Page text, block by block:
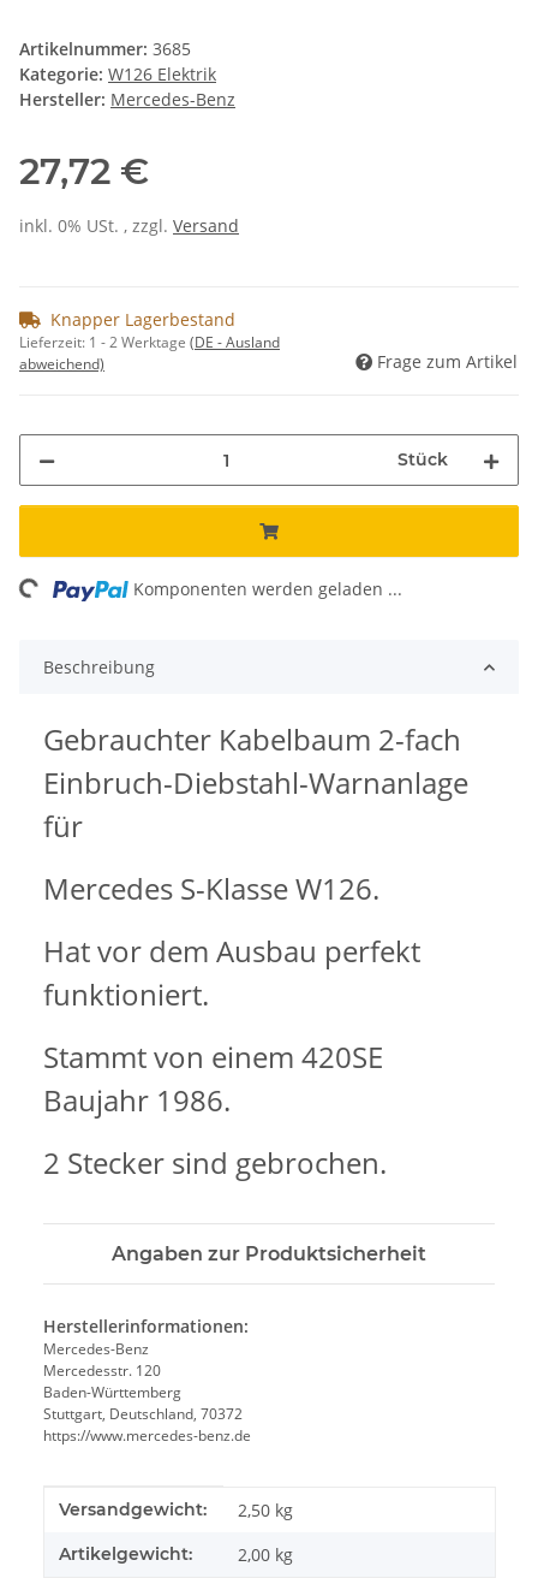
Artikelnummer: 3685
Kategorie: W126 Elektrik
Hersteller: Mercedes-Benz
27,72 €
inkl. 0% USt. , zzgl. Versand
Knapper Lagerbestand
Lieferzeit: 1 - 2 Werktage (DE - Ausland
abweichend)
Frage zum Artikel
Stück
Komponenten werden geladen ...
Beschreibung
Gebrauchter Kabelbaum 2-fach
Einbruch-Diebstahl-Warnanlage
für
Mercedes S-Klasse W126.
Hat vor dem Ausbau perfekt
funktioniert.
Stammt von einem 420SE
Baujahr 1986.
2 Stecker sind gebrochen.
Angaben zur Produktsicherheit
Herstellerinformationen:
Mercedes-Benz
Mercedesstr. 120
Baden-Württemberg
Stuttgart, Deutschland, 70372
https://www.mercedes-benz.de
Produkteigenschaft
Wert
Versandgewicht: 2,50 kg
Artikelgewicht: 2,00 kg